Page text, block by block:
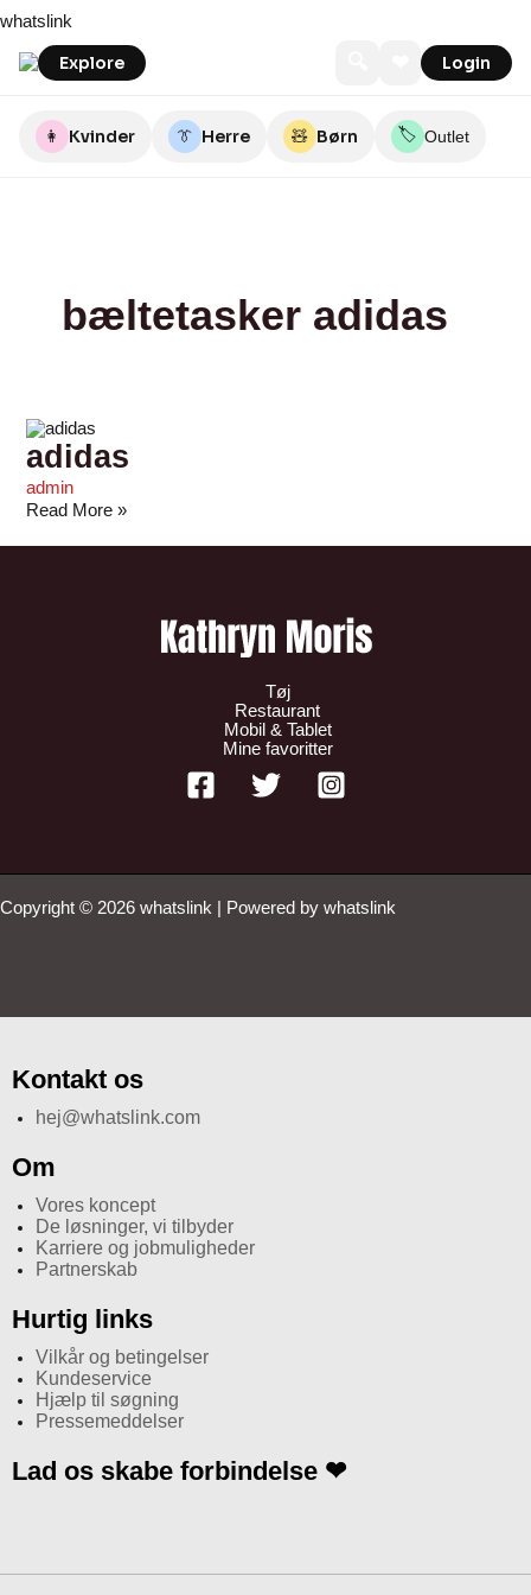
to
content
whatslink
Explore Login
👩 Kvinder 👔 Herre 🧸 Børn 🏷️ Outlet
bæltetasker adidas
adidas
admin
Read More »
Tøj
Restaurant
Mobil & Tablet
Mine favoritter
Copyright © 2026 whatslink | Powered by whatslink
Kontakt os
hej@whatslink.com
Om
Vores koncept
De løsninger, vi tilbyder
Karriere og jobmuligheder
Partnerskab
Hurtig links
Vilkår og betingelser
Kundeservice
Hjælp til søgning
Pressemeddelser
Lad os skabe forbindelse ❤